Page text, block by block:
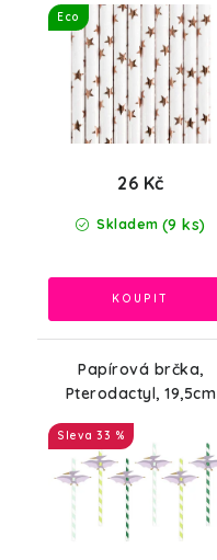
Eco
Skladem (9 ks)
26 Kč
Papírová brčka,
Pterodactyl, 19,5cm
33 %